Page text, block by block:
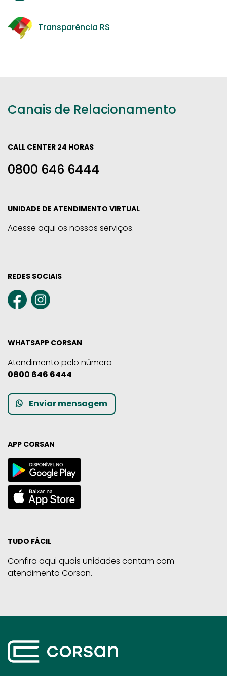
Transparência RS
Canais de Relacionamento
CALL CENTER 24 HORAS
0800 646 6444
UNIDADE DE ATENDIMENTO VIRTUAL
Acesse aqui os nossos serviços.
REDES SOCIAIS
WHATSAPP CORSAN
Atendimento pelo número
0800 646 6444
Enviar mensagem
APP CORSAN
TUDO FÁCIL
Confira aqui quais unidades contam com
atendimento Corsan.